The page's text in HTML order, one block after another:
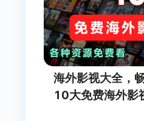
海外影视大全，
10大免费海外影